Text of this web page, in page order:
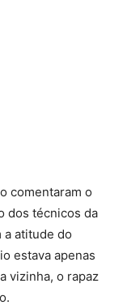
comentaram o
dos técnicos da
atitude do
estava apenas
vizinha, o rapaz